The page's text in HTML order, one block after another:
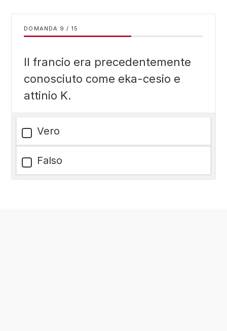
DOMANDA / 15
Il francio era precedentemente
conosciuto come eka-cesio e
attinio K.
Vero
Falso